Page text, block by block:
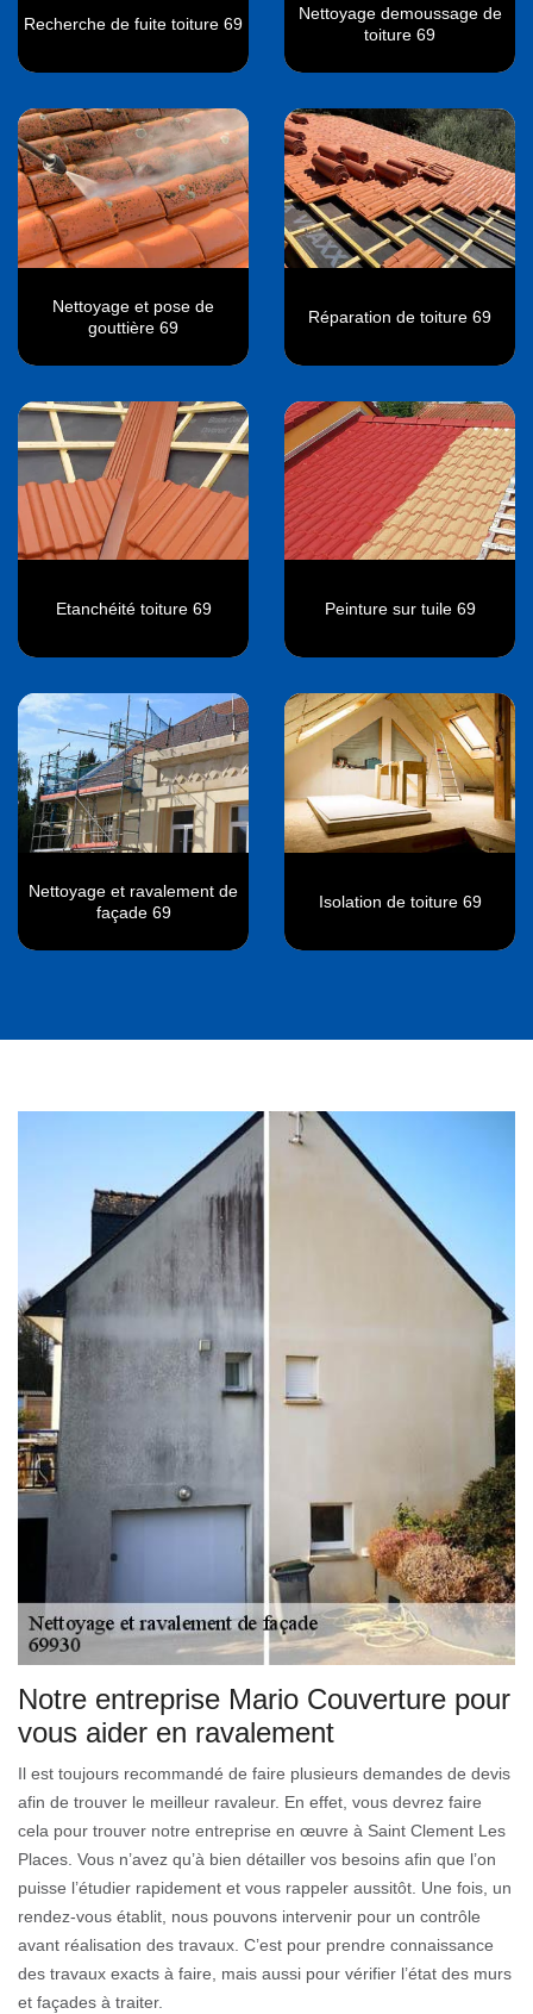
Recherche de fuite toiture 69
Nettoyage demoussage de
toiture 69
Nettoyage et pose de
gouttière 69
Réparation de toiture 69
Etanchéité toiture 69 Peinture sur tuile 69
Nettoyage et ravalement de
façade 69
Isolation de toiture 69
Notre entreprise Mario Couverture pour
vous aider en ravalement
Il est toujours recommandé de faire plusieurs demandes de devis
afin de trouver le meilleur ravaleur. En effet, vous devrez faire
cela pour trouver notre entreprise en œuvre à Saint Clement Les
Places. Vous n’avez qu’à bien détailler vos besoins afin que l’on
puisse l’étudier rapidement et vous rappeler aussitôt. Une fois, un
rendez-vous établit, nous pouvons intervenir pour un contrôle
avant réalisation des travaux. C’est pour prendre connaissance
des travaux exacts à faire, mais aussi pour vérifier l’état des murs
et façades à traiter.